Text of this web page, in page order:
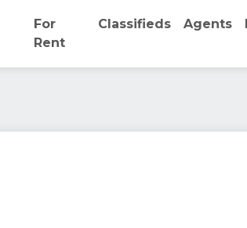
For
Rent
Classifieds Agents